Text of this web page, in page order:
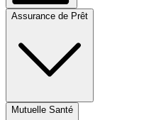
Assurance de Prêt
Mutuelle Santé